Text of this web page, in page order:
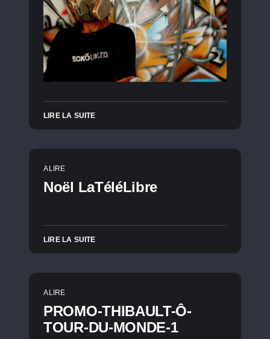
LIRE LA SUITE
A LIRE
Noël LaTéléLibre
LIRE LA SUITE
A LIRE
PROMO-THIBAULT-Ô-
TOUR-DU-MONDE-1